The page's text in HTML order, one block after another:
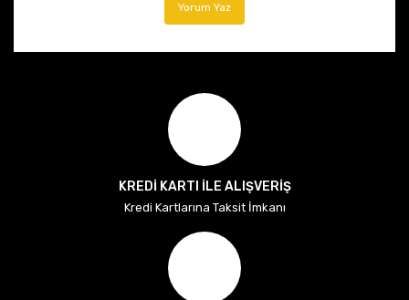
Yorum Yaz
KREDİ KARTI İLE ALIŞVERİŞ
Kredi Kartlarına Taksit İmkanı